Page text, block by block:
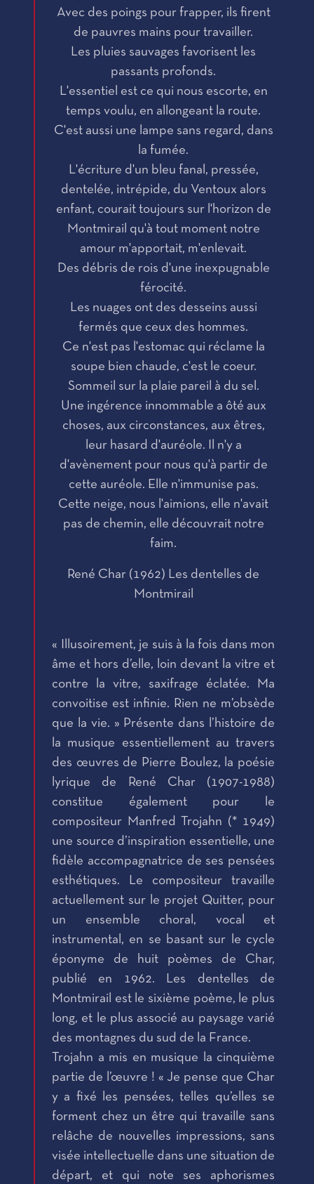
Avec des poings pour frapper, ils firent
de pauvres mains pour travailler.
Les pluies sauvages favorisent les
passants profonds.
L'essentiel est ce qui nous escorte, en
temps voulu, en allongeant la route.
C'est aussi une lampe sans regard, dans
la fumée.
L'écriture d'un bleu fanal, pressée,
dentelée, intrépide, du Ventoux alors
enfant, courait toujours sur l'horizon de
Montmirail qu'à tout moment notre
amour m'apportait, m'enlevait.
Des débris de rois d'une inexpugnable
férocité.
Les nuages ont des desseins aussi
fermés que ceux des hommes.
Ce n'est pas l'estomac qui réclame la
soupe bien chaude, c'est le coeur.
Sommeil sur la plaie pareil à du sel.
Une ingérence innommable a ôté aux
choses, aux circonstances, aux êtres,
leur hasard d'auréole. Il n'y a
d'avènement pour nous qu'à partir de
cette auréole. Elle n'immunise pas.
Cette neige, nous l'aimions, elle n'avait
pas de chemin, elle découvrait notre
faim.
René Char (1962) Les dentelles de
Montmirail
« Illusoirement, je suis à la fois dans mon
âme et hors d’elle, loin devant la vitre et
contre la vitre, saxifrage éclatée. Ma
convoitise est infinie. Rien ne m’obsède
que la vie. » Présente dans l’histoire de
la musique essentiellement au travers
des œuvres de Pierre Boulez, la poésie
lyrique de René Char (1907-1988)
constitue également pour le
compositeur Manfred Trojahn (* 1949)
une source d’inspiration essentielle, une
fidèle accompagnatrice de ses pensées
esthétiques. Le compositeur travaille
actuellement sur le projet Quitter, pour
un ensemble choral, vocal et
instrumental, en se basant sur le cycle
éponyme de huit poèmes de Char,
publié en 1962. Les dentelles de
Montmirail est le sixième poème, le plus
long, et le plus associé au paysage varié
des montagnes du sud de la France.
Trojahn a mis en musique la cinquième
partie de l’œuvre ! « Je pense que Char
y a fixé les pensées, telles qu’elles se
forment chez un être qui travaille sans
relâche de nouvelles impressions, sans
visée intellectuelle dans une situation de
départ, et qui note ses aphorismes